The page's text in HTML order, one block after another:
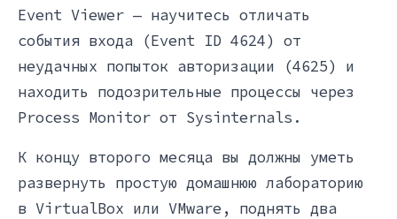
Event Viewer — научитесь отличать
события входа (Event ID 4624) от
неудачных попыток авторизации (4625) и
находить подозрительные процессы через
Process Monitor от Sysinternals.
К концу второго месяца вы должны уметь
развернуть простую домашнюю лабораторию
в VirtualBox или VMware, поднять два